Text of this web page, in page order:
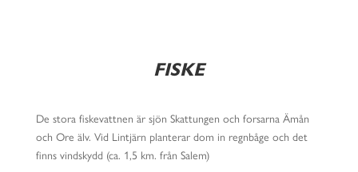
FISKE
De stora fiskevattnen är sjön Skattungen och forsarna Ämån
och Ore älv. Vid Lintjärn planterar dom in regnbåge och det
finns vindskydd (ca. 1,5 km. från Salem)